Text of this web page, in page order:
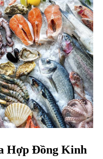
Hợp Đồng Kinh